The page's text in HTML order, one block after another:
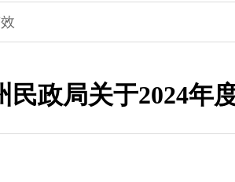
民政局关于2024年